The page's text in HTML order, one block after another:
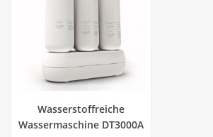
Wasserstoffreiche
Wassermaschine DT3000A